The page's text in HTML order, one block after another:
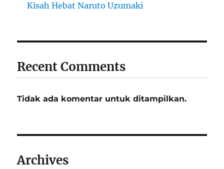
Kisah Hebat Naruto Uzumaki
Recent Comments
Tidak ada komentar untuk ditampilkan.
Archives